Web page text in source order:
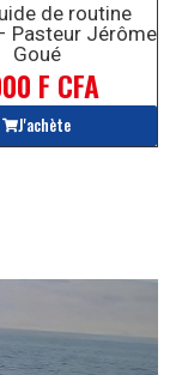
de routine
Pasteur Jérôme
Goué
F CFA
J'achète